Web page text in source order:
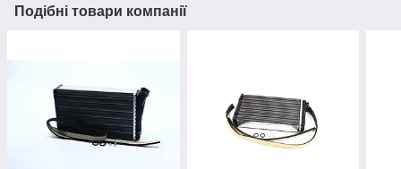
Подібні товари компанії